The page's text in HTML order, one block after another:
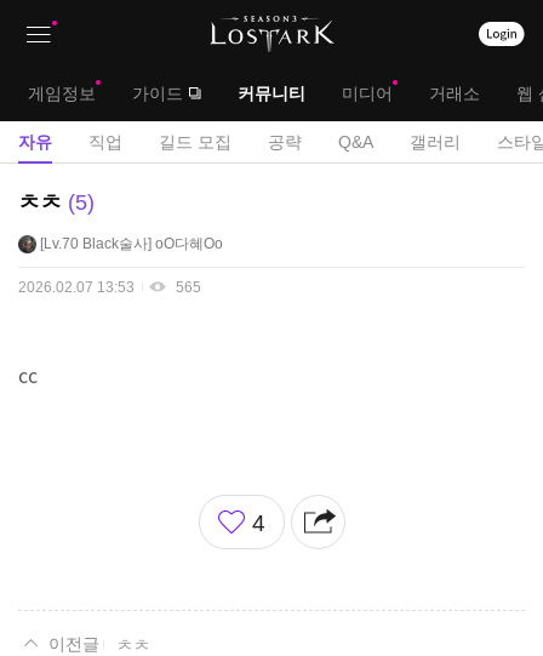
대
메
게임정보 가이드 커뮤니티 미디어 거래소 웹
서
자유 직업 길드 모집 공략 Q&A 갤러리 스타
자
게
ㅊㅊ 5
Lv.70 Black술사 oO다혜Oo
2026.02.07 13:53 565
cc
좋
아
4
ㅊㅊ